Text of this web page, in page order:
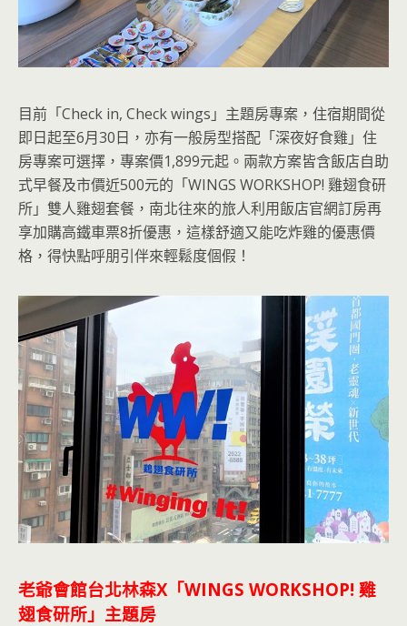
目前「Check in, Check wings」主題房專案，住宿期間從
即日起至6月30日，亦有一般房型搭配「深夜好食雞」住
房專案可選擇，專案價1,899元起。兩款方案皆含飯店自助
式早餐及市價近500元的「WINGS WORKSHOP! 雞翅食研
所」雙人雞翅套餐，南北往來的旅人利用飯店官網訂房再
享加購高鐵車票8折優惠，這樣舒適又能吃炸雞的優惠價
格，得快點呼朋引伴來輕鬆度個假！
老爺會館台北林森X「WINGS WORKSHOP! 雞
翅食研所」主題房